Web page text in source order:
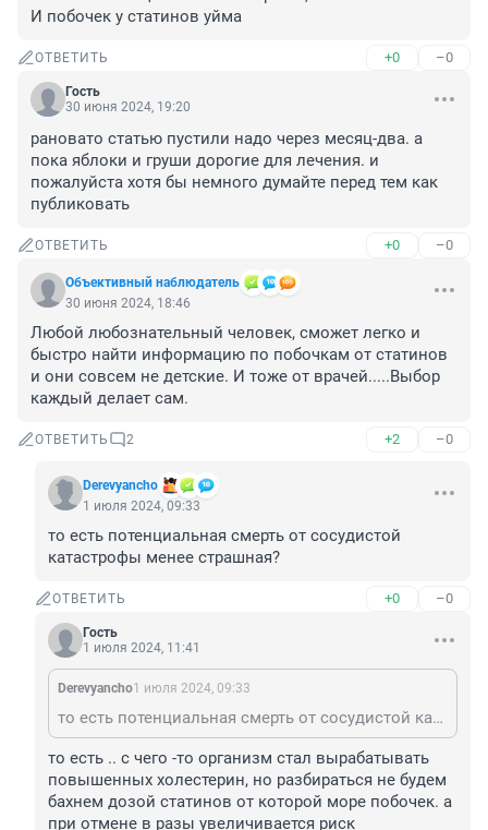
И побочек у статинов уйма
ОТВЕТИТЬ +0 –0
Гость
30 июня 2024, 19:20
рановато статью пустили надо через месяц-два. а
пока яблоки и груши дорогие для лечения. и
пожалуйста хотя бы немного думайте перед тем как
публиковать
ОТВЕТИТЬ +0 –0
Объективный наблюдатель
30 июня 2024, 18:46
Любой любознательный человек, сможет легко и
быстро найти информацию по побочкам от статинов
и они совсем не детские. И тоже от врачей.....Выбор
каждый делает сам.
ОТВЕТИТЬ 2 +2 –0
Derevyancho
1 июля 2024, 09:33
то есть потенциальная смерть от сосудистой
катастрофы менее страшная?
ОТВЕТИТЬ +0 –0
Гость
1 июля 2024, 11:41
Derevyancho1 июля 2024, 09:33
то есть потенциальная смерть от сосудистой катастрофы менее страшная?
то есть .. с чего -то организм стал вырабатывать
повышенных холестерин, но разбираться не будем
бахнем дозой статинов от которой море побочек. а
при отмене в разы увеличивается риск